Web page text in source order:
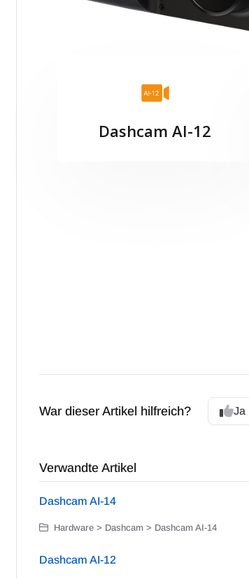
Dashcam AI-12
War dieser Artikel hilfreich? Ja
Verwandte Artikel
Dashcam AI-14
Hardware > Dashcam > Dashcam AI-14
Dashcam AI-12